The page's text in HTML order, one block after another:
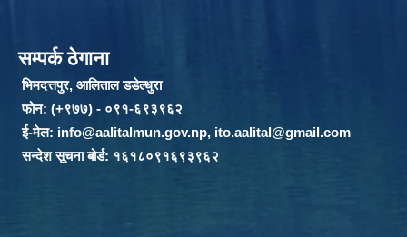
सम्पर्क ठेगाना
भिमदत्तपुर, आलिताल डडेल्धुरा
फोन: (+९७७) - ०९१-६९३९६२
ई-मेल: info@aalitalmun.gov.np, ito.aalital@gmail.com
सन्देश सूचना बोर्ड: १६१८०९१६९३९६२